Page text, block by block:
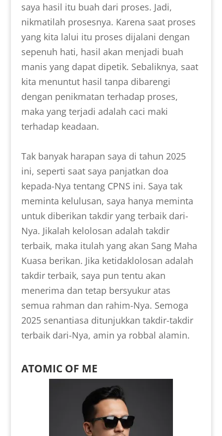
saya hasil itu buah dari proses. Jadi,
nikmatilah prosesnya. Karena saat proses
yang kita lalui itu proses dijalani dengan
sepenuh hati, hasil akan menjadi buah
manis yang dapat dipetik. Sebaliknya, saat
kita menuntut hasil tanpa dibarengi
dengan penikmatan terhadap proses,
maka yang terjadi adalah caci maki
terhadap keadaan.
Tak banyak harapan saya di tahun 2025
ini, seperti saat saya panjatkan doa
kepada-Nya tentang CPNS ini. Saya tak
meminta kelulusan, saya hanya meminta
untuk diberikan takdir yang terbaik dari-
Nya. Jikalah kelolosan adalah takdir
terbaik, maka itulah yang akan Sang Maha
Kuasa berikan. Jika ketidaklolosan adalah
takdir terbaik, saya pun tentu akan
menerima dan tetap bersyukur atas
semua rahman dan rahim-Nya. Semoga
2025 senantiasa ditunjukkan takdir-takdir
terbaik dari-Nya, amin ya robbal alamin.
ATOMIC OF ME